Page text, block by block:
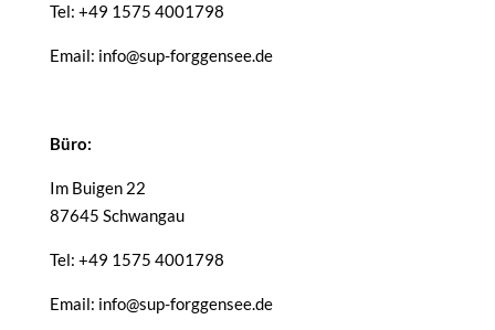
Tel: +49 1575 4001798
Email: info@sup-forggensee.de
Büro:
Im Buigen 22
87645 Schwangau
Tel: +49 1575 4001798
Email: info@sup-forggensee.de